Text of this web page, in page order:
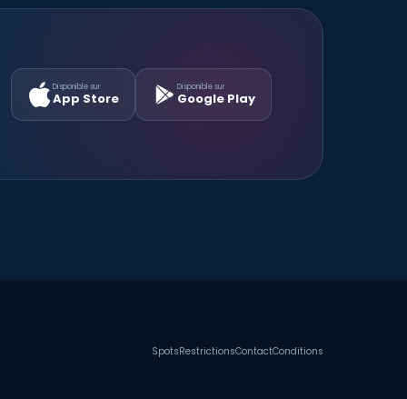
Disponible sur
App Store
Disponible sur
Google Play
SpotsRestrictionsContactConditions